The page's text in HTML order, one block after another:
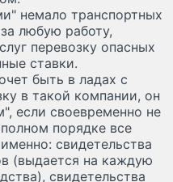
немало транспортных
любую работу,
перевозку опасных
ставки.
быть в ладах с
в такой компании, он
если своевременно не
порядке все
свидетельства
(выдается на каждую
свидетельства